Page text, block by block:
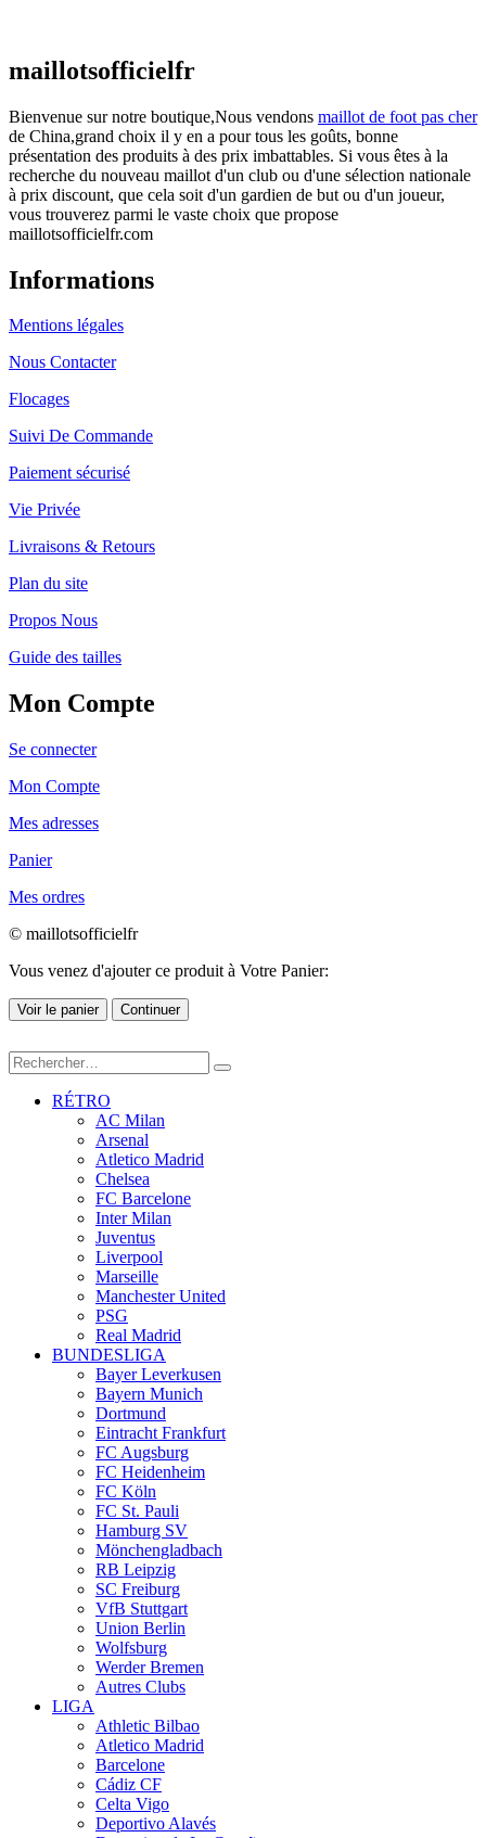
maillotsofficielfr
Bienvenue sur notre boutique,Nous vendons maillot de foot pas cher
de China,grand choix il y en a pour tous les goûts, bonne
présentation des produits à des prix imbattables. Si vous êtes à la
recherche du nouveau maillot d'un club ou d'une sélection nationale
à prix discount, que cela soit d'un gardien de but ou d'un joueur,
vous trouverez parmi le vaste choix que propose
maillotsofficielfr.com
Informations
Mentions légales
Nous Contacter
Flocages
Suivi De Commande
Paiement sécurisé
Vie Privée
Livraisons & Retours
Plan du site
Propos Nous
Guide des tailles
Mon Compte
Se connecter
Mon Compte
Mes adresses
Panier
Mes ordres
© maillotsofficielfr
Vous venez d'ajouter ce produit à Votre Panier:
Voir le panier Continuer
RÉTRO
AC Milan
Arsenal
Atletico Madrid
Chelsea
FC Barcelone
Inter Milan
Juventus
Liverpool
Marseille
Manchester United
PSG
Real Madrid
BUNDESLIGA
Bayer Leverkusen
Bayern Munich
Dortmund
Eintracht Frankfurt
FC Augsburg
FC Heidenheim
FC Köln
FC St. Pauli
Hamburg SV
Mönchengladbach
RB Leipzig
SC Freiburg
VfB Stuttgart
Union Berlin
Wolfsburg
Werder Bremen
Autres Clubs
LIGA
Athletic Bilbao
Atletico Madrid
Barcelone
Cádiz CF
Celta Vigo
Deportivo Alavés